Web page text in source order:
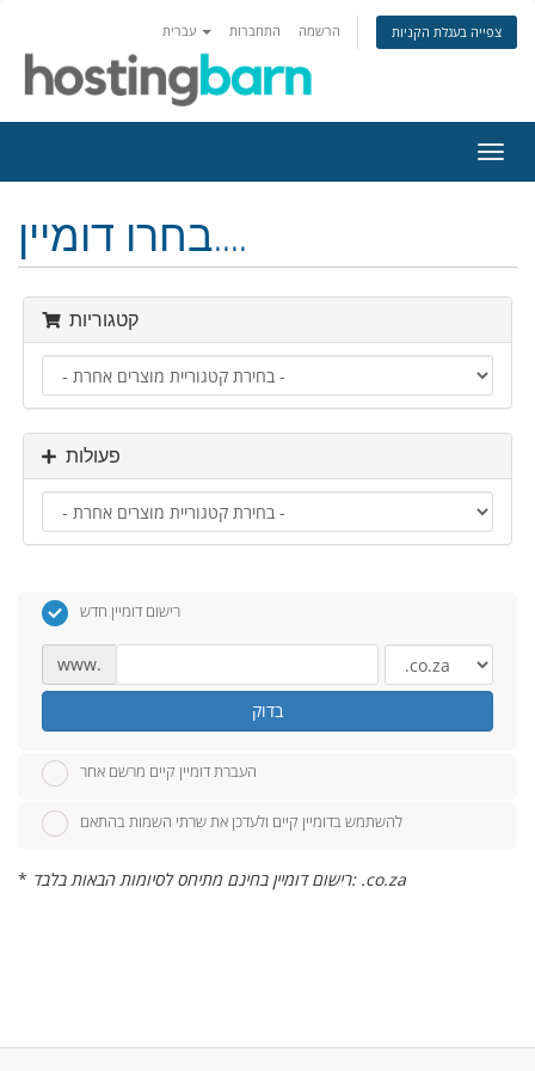
התחברות הרשמה צפייה בעגלת הקניות
ניווט
בחרו דומיין....
קטגוריות
פעולות
רישום דומיין חדש
www.
בדוק
העברת דומיין קיים מרשם אחר
להשתמש בדומיין קיים ולעדכן את שרתי השמות בהתאם
* רישום דומיין בחינם מתיחס לסיומות הבאות בלבד: .co.za